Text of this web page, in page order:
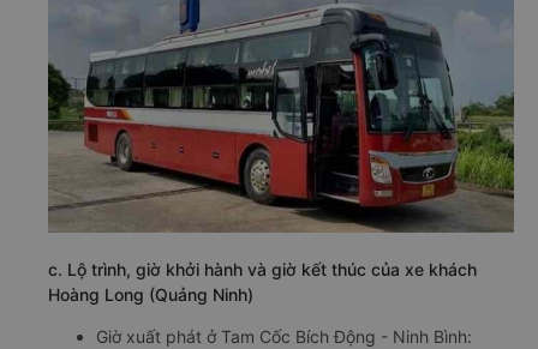
c. Lộ trình, giờ khởi hành và giờ kết thúc của xe khách
Hoàng Long (Quảng Ninh)
Giờ xuất phát ở Tam Cốc Bích Động - Ninh Bình: